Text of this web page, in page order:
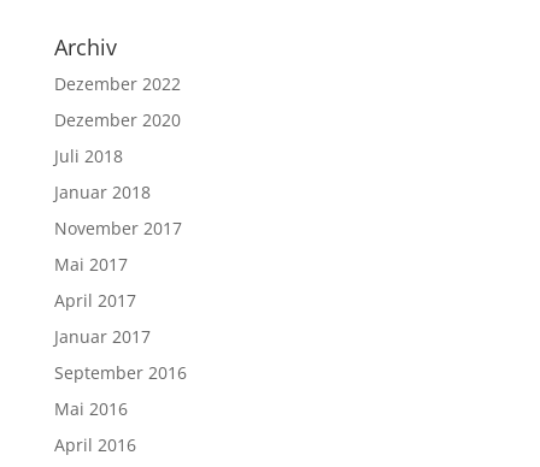
Archiv
Dezember 2022
Dezember 2020
Juli 2018
Januar 2018
November 2017
Mai 2017
April 2017
Januar 2017
September 2016
Mai 2016
April 2016